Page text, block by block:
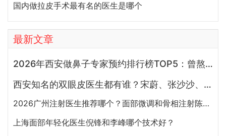
国内做拉皮手术最有名的医生是哪个
最新文章
2026年西安做鼻子专家预约排行榜TOP5：曾熬、霍玉旺、房志强、蒋立、刘宝军哪个更好？
西安知名的双眼皮医生都有谁？宋蔚、张沙沙、韩钰博、王璇、张文军谁做双眼皮更好？
2026广州注射医生推荐哪个？面部微调和骨相注射陈超越、赵江辉、张少伟、曾东、玄峰、邓咏谁好？
上海面部年轻化医生倪锋和李峰哪个技术好？